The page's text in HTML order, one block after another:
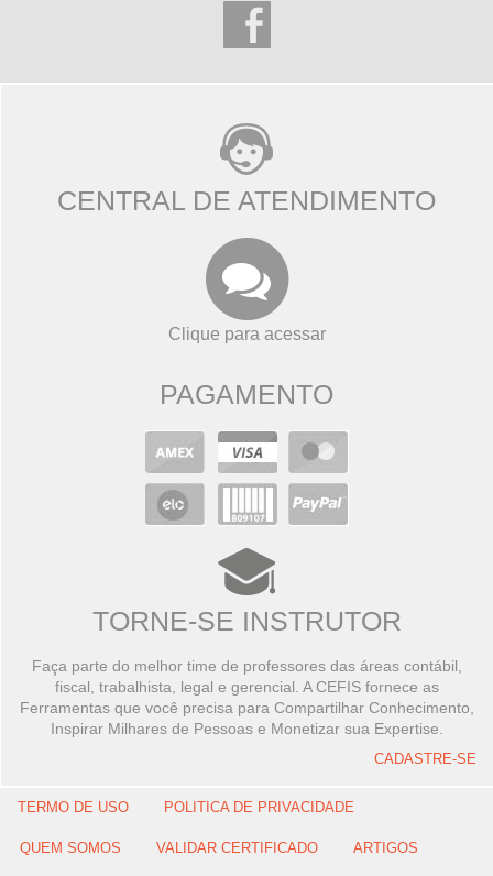
CENTRAL DE ATENDIMENTO
Clique para acessar
PAGAMENTO
TORNE-SE INSTRUTOR
Faça parte do melhor time de professores das áreas contábil,
fiscal, trabalhista, legal e gerencial. A CEFIS fornece as
Ferramentas que você precisa para Compartilhar Conhecimento,
Inspirar Milhares de Pessoas e Monetizar sua Expertise.
CADASTRE-SE
TERMO DE USO POLITICA DE PRIVACIDADE
QUEM SOMOS VALIDAR CERTIFICADO ARTIGOS